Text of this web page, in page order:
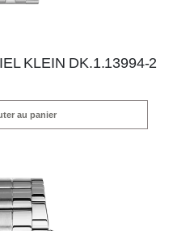
KLEIN DK.1.13994-2
au panier